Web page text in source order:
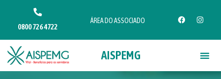
0800 726 4722
ÁREA DO ASSOCIADO
AISPEMG